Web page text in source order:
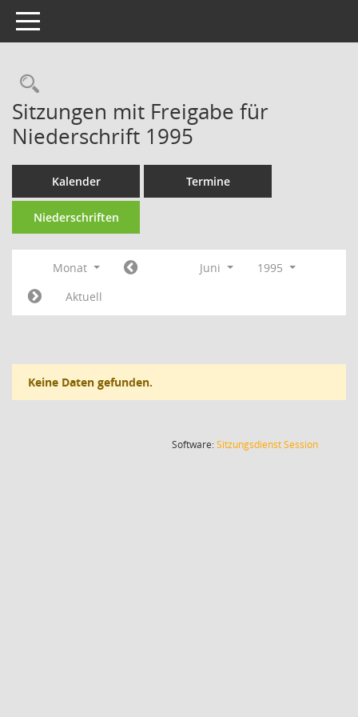
Toggle navigation
Rechercheauswahl
Sitzungen mit Freigabe für
Niederschrift 1995
Kalender Termine
Niederschriften
Monat Juni
1995
Aktuell
Keine Daten gefunden.
Software:SitzungsdienstSession(Wird in